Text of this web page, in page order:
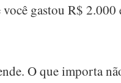
gastou R$ 2.000
O que importa